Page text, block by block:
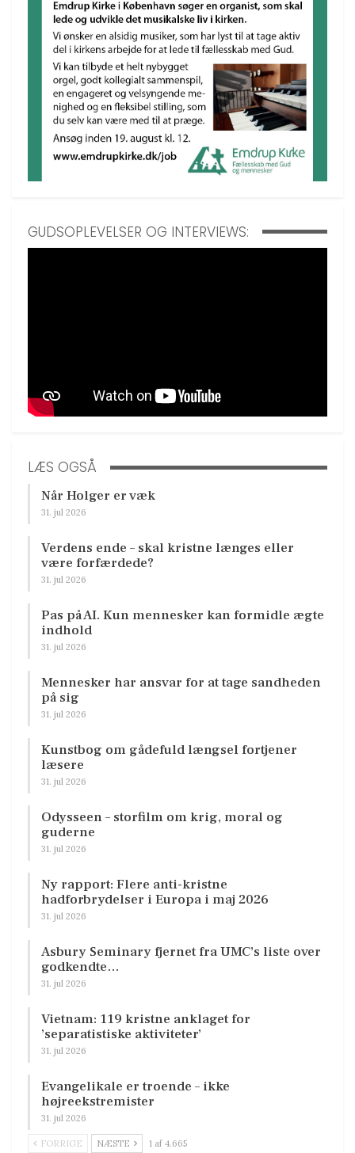
GUDSOPLEVELSER OG INTERVIEWS:
LÆS OGSÅ
Når Holger er væk
31. jul 2026
Verdens ende – skal kristne længes eller
være forfærdede?
31. jul 2026
Pas på AI. Kun mennesker kan formidle ægte
indhold
31. jul 2026
Mennesker har ansvar for at tage sandheden
på sig
31. jul 2026
Kunstbog om gådefuld længsel fortjener
læsere
31. jul 2026
Odysseen – storfilm om krig, moral og
guderne
31. jul 2026
Ny rapport: Flere anti-kristne
hadforbrydelser i Europa i maj 2026
31. jul 2026
Asbury Seminary fjernet fra UMC’s liste over
godkendte…
31. jul 2026
Vietnam: 119 kristne anklaget for
’separatistiske aktiviteter’
31. jul 2026
Evangelikale er troende – ikke
højreekstremister
31. jul 2026
FORRIGE NÆSTE 1 af 4.665